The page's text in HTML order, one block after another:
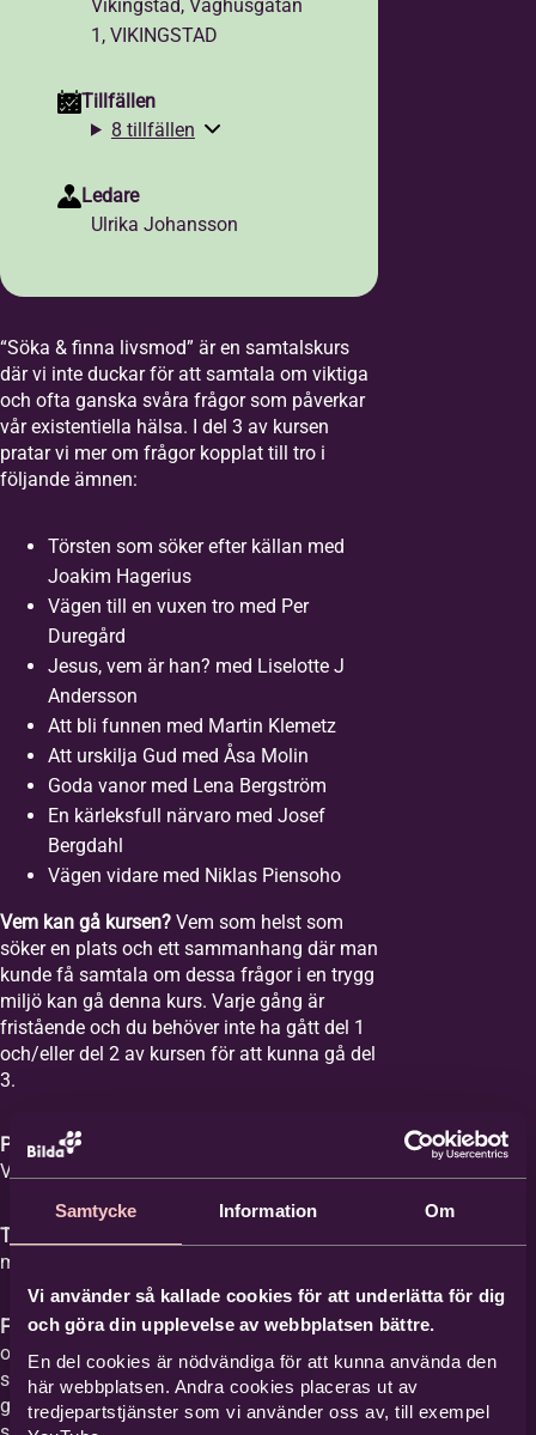
Samtycke Information Om
Vi använder så kallade cookies för att underlätta för dig
och göra din upplevelse av webbplatsen bättre.
En del cookies är nödvändiga för att kunna använda den
här webbplatsen. Andra cookies placeras ut av
tredjepartstjänster som vi använder oss av, till exempel
Vikingstad, Våghusgatan
1, VIKINGSTAD
Tillfällen
8 tillfällen
Ledare
Ulrika Johansson
“Söka & finna livsmod” är en samtalskurs
där vi inte duckar för att samtala om viktiga
och ofta ganska svåra frågor som påverkar
vår existentiella hälsa. I del 3 av kursen
pratar vi mer om frågor kopplat till tro i
följande ämnen:
Törsten som söker efter källan med
Joakim Hagerius
Vägen till en vuxen tro med Per
Duregård
Jesus, vem är han? med Liselotte J
Andersson
Att bli funnen med Martin Klemetz
Att urskilja Gud med Åsa Molin
Goda vanor med Lena Bergström
En kärleksfull närvaro med Josef
Bergdahl
Vägen vidare med Niklas Piensoho
Vem kan gå kursen? Vem som helst som
söker en plats och ett sammanhang där man
kunde få samtala om dessa frågor i en trygg
miljö kan gå denna kurs. Varje gång är
fristående och du behöver inte ha gått del 1
och/eller del 2 av kursen för att kunna gå del
3.
Plats:Equmeniakyrkan Vikingstad,
Våghusgatan 1
Tid:
med start tisdagen den 1 september 2026.
Film med samtal:Varje gång har ett ämne
och vi tittar på en film med ett förinspelat
samtal mellan Britta Hermansson och en
gäst där deras erfarenheter och berättelser